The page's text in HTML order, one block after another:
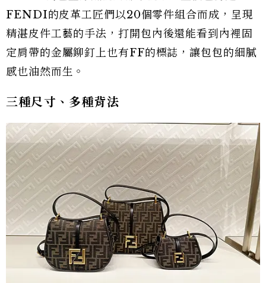
FENDI的皮革工匠們以20個零件組合而成，呈現
精湛皮件工藝的手法，打開包內後還能看到內裡固
定肩帶的金屬鉚釘上也有FF的標誌，讓包包的細膩
感也油然而生。
三種尺寸、多種背法